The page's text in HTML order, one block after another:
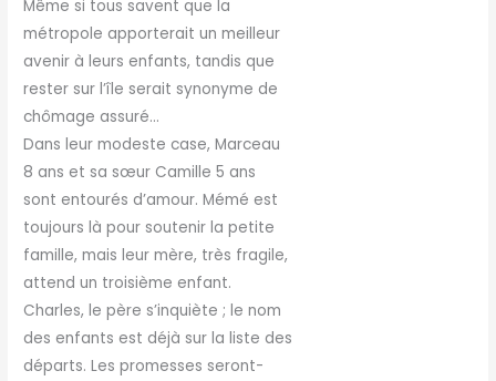
Même si tous savent que la
métropole apporterait un meilleur
avenir à leurs enfants, tandis que
rester sur l’île serait synonyme de
chômage assuré…
Dans leur modeste case, Marceau
8 ans et sa sœur Camille 5 ans
sont entourés d’amour. Mémé est
toujours là pour soutenir la petite
famille, mais leur mère, très fragile,
attend un troisième enfant.
Charles, le père s’inquiète ; le nom
des enfants est déjà sur la liste des
départs. Les promesses seront-